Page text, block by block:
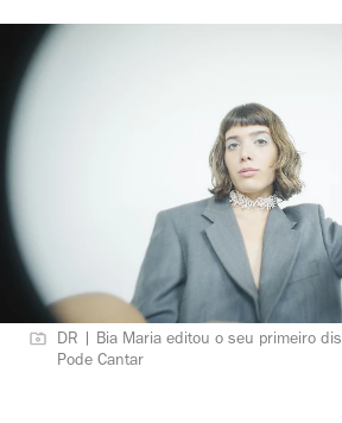
DR | Bia Maria editou o seu primeiro
Pode Cantar